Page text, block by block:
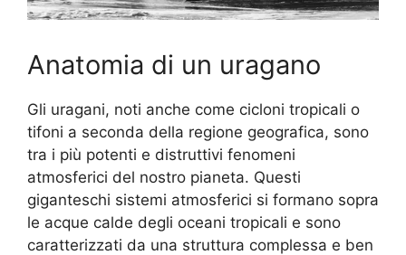
Anatomia di un uragano
Gli uragani, noti anche come cicloni tropicali o
tifoni a seconda della regione geografica, sono
tra i più potenti e distruttivi fenomeni
atmosferici del nostro pianeta. Questi
giganteschi sistemi atmosferici si formano sopra
le acque calde degli oceani tropicali e sono
caratterizzati da una struttura complessa e ben